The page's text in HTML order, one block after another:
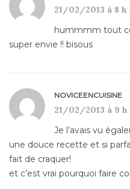
21/02/2013 à 8 h
hummmm tout
super envie !! bisous
NOVICEENCUISINE
21/02/2013 à 9 h
Je l’avais vu
une douce recette et si
fait de craquer!
et c’est vrai pourquoi faire